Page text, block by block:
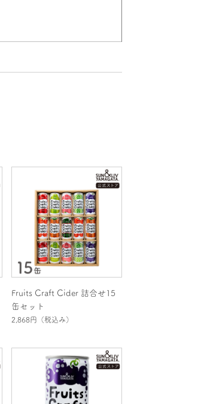
Fruits Craft Cider 詰合せ15
缶セット
2,868円 （税込み）